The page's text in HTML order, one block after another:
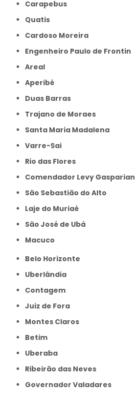
Carapebus
Quatis
Cardoso Moreira
Engenheiro Paulo de Frontin
Areal
Aperibé
Duas Barras
Trajano de Moraes
Santa Maria Madalena
Varre-Sai
Rio das Flores
Comendador Levy Gasparian
São Sebastião do Alto
Laje do Muriaé
São José de Ubá
Macuco
Belo Horizonte
Uberlândia
Contagem
Juiz de Fora
Montes Claros
Betim
Uberaba
Ribeirão das Neves
Governador Valadares